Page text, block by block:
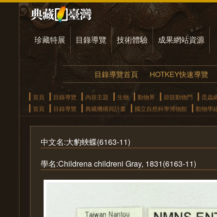
珍藏特展 目錄導覽 技術體驗 成果網站資源
目錄導覽首頁 HOTKEY快速導覽
首頁 目錄導覽 內容主題 生物 動物界 節肢動物門
昆蟲
首頁
目錄導覽 典藏機構與計畫 國立自然科學博物館 動物學
中文名:大豹蛺蝶(6163-11)
學名:Childrena childreni Gray, 1831(6163-11)